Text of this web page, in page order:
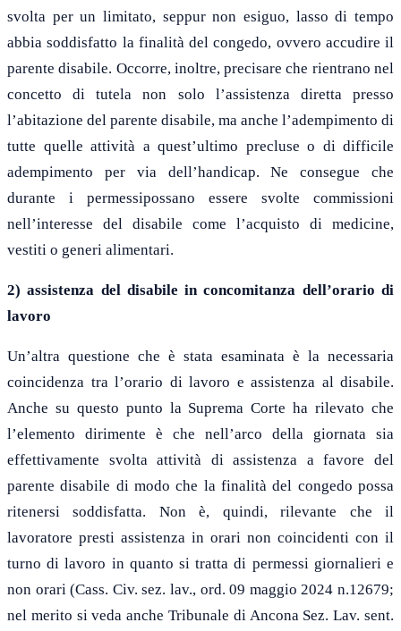
svolta per un limitato, seppur non esiguo, lasso di tempo
abbia soddisfatto la finalità del congedo, ovvero accudire il
parente disabile. Occorre, inoltre, precisare che rientrano nel
concetto di tutela non solo l’assistenza diretta presso
l’abitazione del parente disabile, ma anche l’adempimento di
tutte quelle attività a quest’ultimo precluse o di difficile
adempimento per via dell’handicap. Ne consegue che
durante i permessipossano essere svolte commissioni
nell’interesse del disabile come l’acquisto di medicine,
vestiti o generi alimentari.
2) assistenza del disabile in concomitanza dell’orario di
lavoro
Un’altra questione che è stata esaminata è la necessaria
coincidenza tra l’orario di lavoro e assistenza al disabile.
Anche su questo punto la Suprema Corte ha rilevato che
l’elemento dirimente è che nell’arco della giornata sia
effettivamente svolta attività di assistenza a favore del
parente disabile di modo che la finalità del congedo possa
ritenersi soddisfatta. Non è, quindi, rilevante che il
lavoratore presti assistenza in orari non coincidenti con il
turno di lavoro in quanto si tratta di permessi giornalieri e
non orari(Cass. Civ. sez. lav., ord. 09 maggio2024 n.12679;
nel merito si veda anche Tribunale di Ancona Sez. Lav. sent.